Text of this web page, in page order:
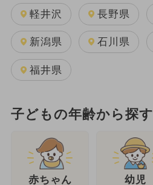
軽井沢 長野県
新潟県 石川県
福井県
子どもの年齢から探す
赤ちゃん 幼児